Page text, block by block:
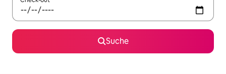
Suche